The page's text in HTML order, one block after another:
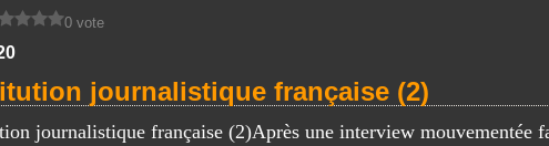
0 vote
journalistique française (2)
Après une interview mouvementée